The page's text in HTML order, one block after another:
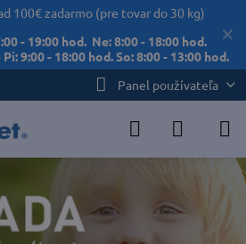
✕
100€ zadarmo (pre tovar do 30 kg)
- 19:00 hod. Ne: 8:00 - 18:00 hod.
9:00 - 18:00 hod. So: 8:00 - 13:00 hod.
Panel používateľa